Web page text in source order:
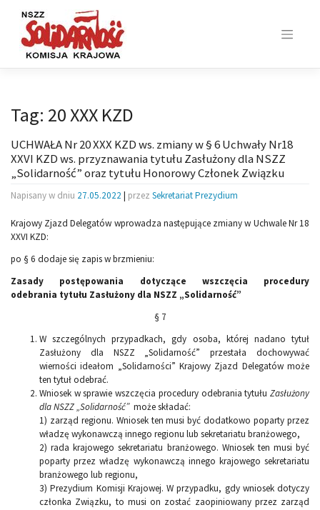
content
Tag: 20 XXX KZD
UCHWAŁA Nr 20 XXX KZD ws. zmiany w § 6 Uchwały Nr18
XXVI KZD ws. przyznawania tytułu Zasłużony dla NSZZ
„Solidarność” oraz tytułu Honorowy Członek Związku
Napisany w dniu 27.05.2022 | przez Sekretariat Prezydium
Krajowy Zjazd Delegatów wprowadza następujące zmiany w Uchwale Nr 18
XXVI KZD:
po § 6 dodaje się zapis w brzmieniu:
Zasady postępowania dotyczące wszczęcia procedury
odebrania tytułu Zasłużony dla NSZZ „Solidarność”
§ 7
W szczególnych przypadkach, gdy osoba, której nadano tytuł
Zasłużony dla NSZZ „Solidarność” przestała dochowywać
wierności ideałom „Solidarności” Krajowy Zjazd Delegatów może
ten tytuł odebrać.
Wniosek w sprawie wszczęcia procedury odebrania tytułu Zasłużony
dla NSZZ „Solidarność”może składać:
1) zarząd regionu. Wniosek ten musi być dodatkowo poparty przez
władzę wykonawczą innego regionu lub sekretariatu branżowego,
2) rada krajowego sekretariatu branżowego. Wniosek ten musi być
poparty przez władzę wykonawczą innego krajowego sekretariatu
branżowego lub regionu,
3) Prezydium Komisji Krajowej. W przypadku, gdy wniosek dotyczy
członka Związku, to musi on zostać zaopiniowany przez zarząd